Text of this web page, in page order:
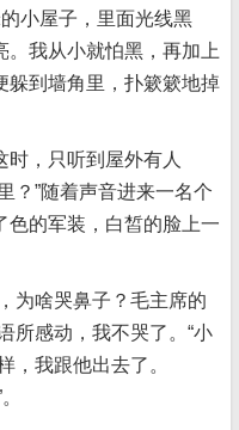
小屋子，里面光线黑
。我从小就怕黑，再加上
躲到墙角里，扑簌簌地掉
，只听到屋外有人
？”随着声音进来一名个
色的军装，白皙的脸上一
为啥哭鼻子？毛主席的
所感动，我不哭了。“小
样，我跟他出去了。